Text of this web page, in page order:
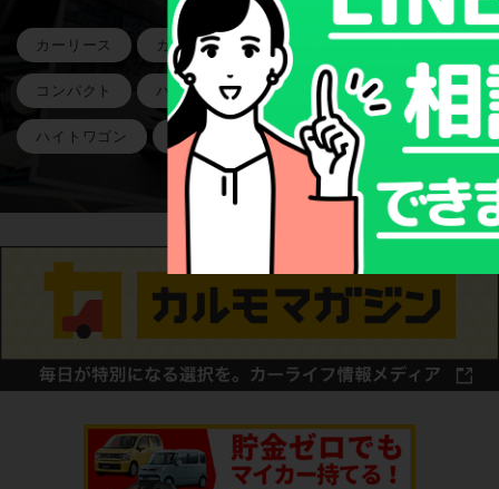
カーリース カーローン 軽自動車 ミニバン
コンパクト ハイブリッド SUV
ハイトワゴン スーパーハイトワゴン